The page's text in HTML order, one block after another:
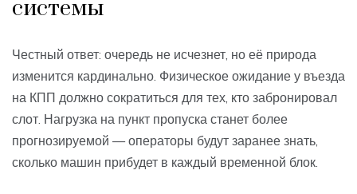
системы
Честный ответ: очередь не исчезнет, но её природа
изменится кардинально. Физическое ожидание у въезда
на КПП должно сократиться для тех, кто забронировал
слот. Нагрузка на пункт пропуска станет более
прогнозируемой — операторы будут заранее знать,
сколько машин прибудет в каждый временной блок.